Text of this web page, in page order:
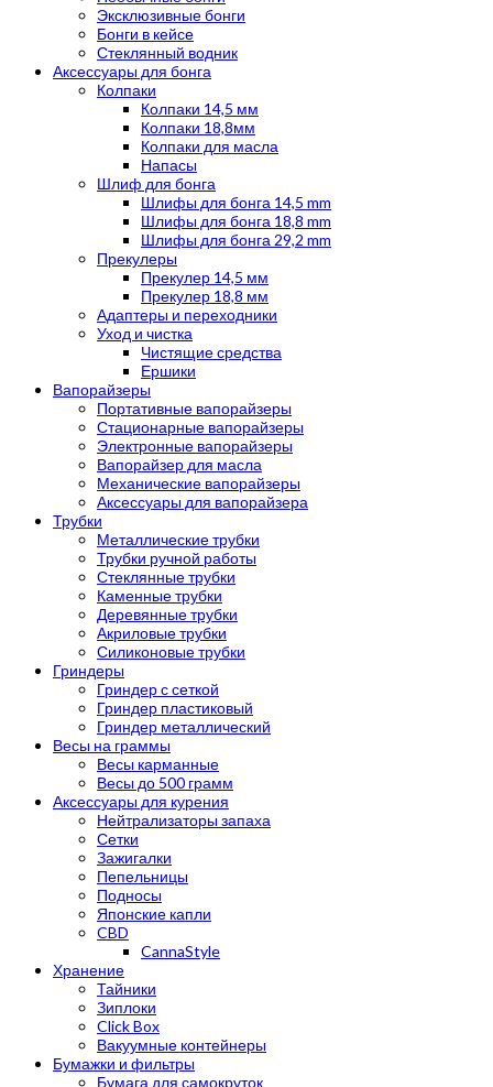
Эксклюзивные бонги
Бонги в кейсе
Стеклянный водник
Аксессуары для бонга
Колпаки
Колпаки 14,5 мм
Колпаки 18,8мм
Колпаки для масла
Напасы
Шлиф для бонга
Шлифы для бонга 14,5 mm
Шлифы для бонга 18,8 mm
Шлифы для бонга 29,2 mm
Прекулеры
Прекулер 14,5 мм
Прекулер 18,8 мм
Адаптеры и переходники
Уход и чистка
Чистящие средства
Ершики
Вапорайзеры
Портативные вапорайзеры
Стационарные вапорайзеры
Электронные вапорайзеры
Вапорайзер для масла
Механические вапорайзеры
Аксессуары для вапорайзера
Трубки
Металлические трубки
Трубки ручной работы
Стеклянные трубки
Каменные трубки
Деревянные трубки
Акриловые трубки
Силиконовые трубки
Гриндеры
Гриндер с сеткой
Гриндер пластиковый
Гриндер металлический
Весы на граммы
Весы карманные
Весы до 500 грамм
Аксессуары для курения
Нейтрализаторы запаха
Сетки
Зажигалки
Пепельницы
Подносы
Японские капли
CBD
CannaStyle
Хранение
Тайники
Зиплоки
Click Box
Вакуумные контейнеры
Бумажки и фильтры
Бумага для самокруток